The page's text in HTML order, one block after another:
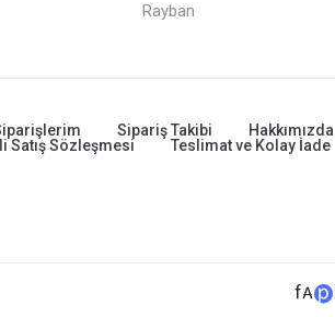
Rayban
Sipariş Takibi Hakkımızda
Satış Sözleşmesi Teslimat ve Kolay İade